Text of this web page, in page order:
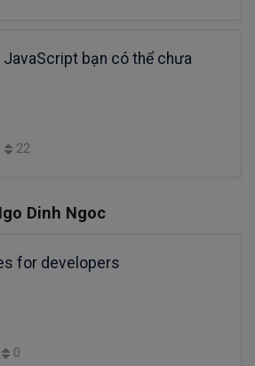
JavaScript bạn có thể chưa
22
Dinh Ngoc
for developers
0